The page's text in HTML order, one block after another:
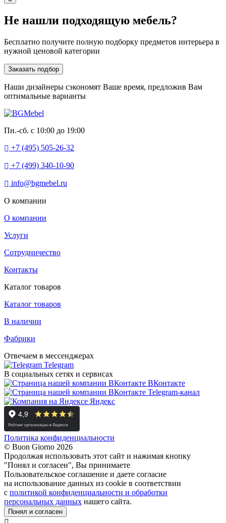
Не нашли подходящую мебель?
Бесплатно получите полную подборку предметов интерьера в
нужной ценовой категории
Заказать подбор
Наши дизайнеры сэкономят Ваше время, предложив Вам
оптимальные варианты
Пн.-сб. с 10:00 до 19:00
+7 (495) 505-26-32
+7 (499) 340-10-90
info@bgmebel.ru
О компании
О компании
Услуги
Сотрудничество
Контакты
Каталог товаров
Каталог товаров
В наличии
Фабрики
Отвечаем в мессенджерах
Telegram
В социальных сетях и сервисах
ВКонтакте
Telegram-канал
Яндекс
Политика конфиденциальности
© Buon Giorno 2026
Продолжая использовать этот сайт и нажимая кнопку
"Понял и согласен", Вы принимаете
Пользовательское соглашение и даете согласие
на использование данных из cookie в соответствии
с политикой конфиденциальности и обработки
персональных данных нашего сайта.
Понял и согласен